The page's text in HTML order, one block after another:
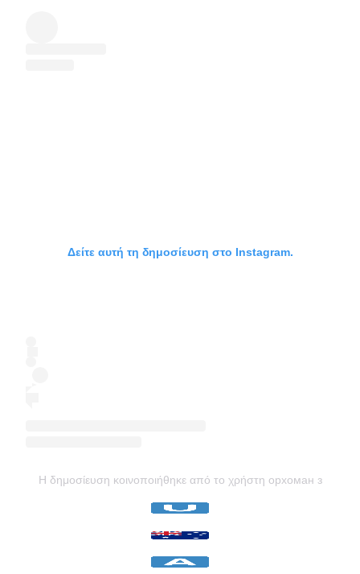
Δείτε αυτή τη δημοσίευση στο Instagram.
Η δημοσίευση κοινοποιήθηκε από το χρήστη орхоман з